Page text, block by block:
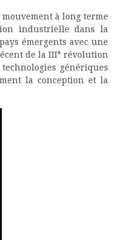
mouvement à long terme
industrielle dans la
émergents avec une
de la III° révolution
génériques
la conception et la